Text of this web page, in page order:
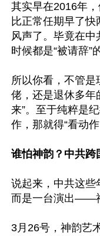
其实早在2016年，
比正常任期早了
风声了。毕竟在中
时候都是“被请辞”
所以你看，不管是
佬，还是退休多年
来”。至于纯粹是
作，那就得“看动作
谁怕神韵？中共跨
说起来，中共这些
而是一台演出——
3月26号，神韵艺